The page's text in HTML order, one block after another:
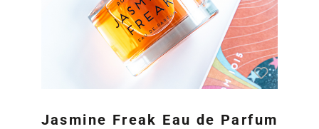
Jasmine Freak Eau de Parfum